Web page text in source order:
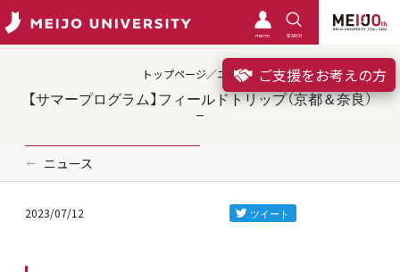
meimo SEARCH
ご支援をお考えの方
トップページ／ニュース
【サマープログラム】フィールドトリップ（京都＆奈良）
ニュース
2023/07/12